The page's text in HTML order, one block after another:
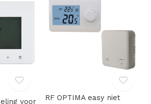
voor
RF OPTIMA easy niet